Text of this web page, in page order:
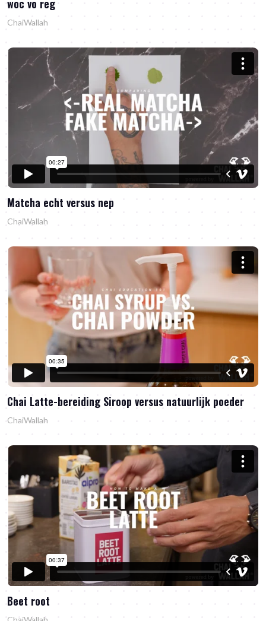
woc vo reg
ChaiWallah
Matcha echt versus nep
ChaiWallah
Chai Latte-bereiding Siroop versus natuurlijk poeder
ChaiWallah
Beet root